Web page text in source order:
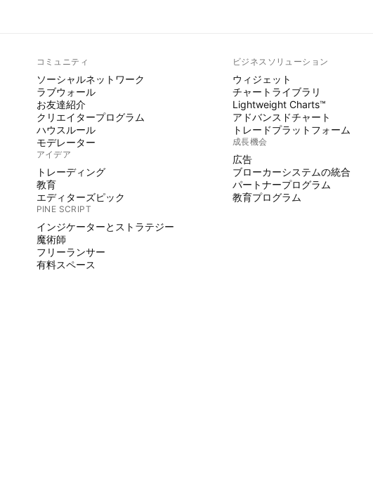
コミュニティ
ソーシャルネットワーク
ラブウォール
お友達紹介
クリエイタープログラム
ハウスルール
モデレーター
アイデア
トレーディング
教育
エディターズピック
PINE SCRIPT
インジケーターとストラテジー
魔術師
フリーランサー
有料スペース
ビジネスソリューション
ウィジェット
チャートライブラリ
Lightweight Charts™
アドバンスドチャート
トレードプラットフォーム
成長機会
広告
ブローカーシステムの統合
パートナープログラム
教育プログラム